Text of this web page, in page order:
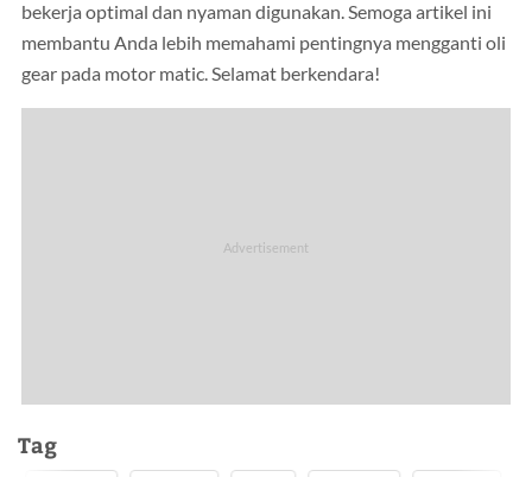
bekerja optimal dan nyaman digunakan. Semoga artikel ini
membantu Anda lebih memahami pentingnya mengganti oli
gear pada motor matic. Selamat berkendara!
Tag